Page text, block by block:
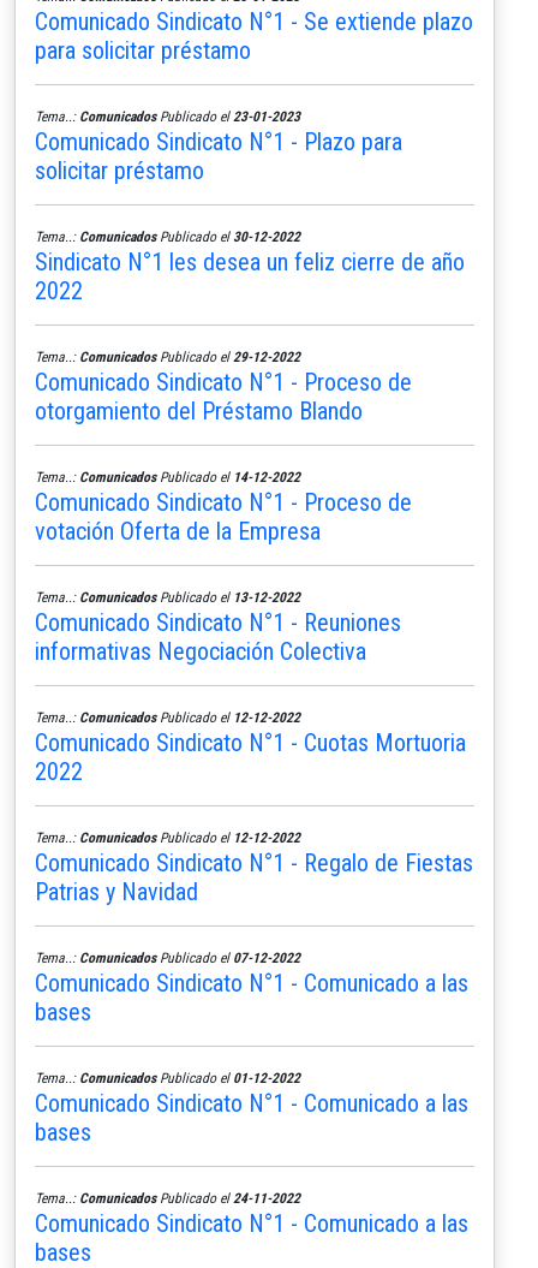
Comunicado Sindicato N°1 - Se extiende plazo
para solicitar préstamo
Tema..: ComunicadosPublicado el 23-01-2023
Comunicado Sindicato N°1 - Plazo para
solicitar préstamo
Tema..: ComunicadosPublicado el 30-12-2022
Sindicato N°1 les desea un feliz cierre de año
2022
Tema..: ComunicadosPublicado el 29-12-2022
Comunicado Sindicato N°1 - Proceso de
otorgamiento del Préstamo Blando
Tema..: ComunicadosPublicado el 14-12-2022
Comunicado Sindicato N°1 - Proceso de
votación Oferta de la Empresa
Tema..: ComunicadosPublicado el 13-12-2022
Comunicado Sindicato N°1 - Reuniones
informativas Negociación Colectiva
Tema..: ComunicadosPublicado el 12-12-2022
Comunicado Sindicato N°1 - Cuotas Mortuoria
2022
Tema..: ComunicadosPublicado el 12-12-2022
Comunicado Sindicato N°1 - Regalo de Fiestas
Patrias y Navidad
Tema..: ComunicadosPublicado el 07-12-2022
Comunicado Sindicato N°1 - Comunicado a las
bases
Tema..: ComunicadosPublicado el 01-12-2022
Comunicado Sindicato N°1 - Comunicado a las
bases
Tema..: ComunicadosPublicado el 24-11-2022
Comunicado Sindicato N°1 - Comunicado a las
bases